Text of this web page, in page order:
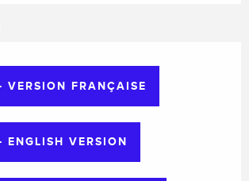
VERSION FRANÇAISE
ENGLISH VERSION